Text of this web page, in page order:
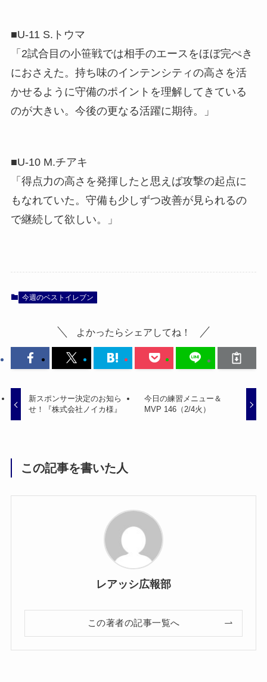
■U-11 S.トウマ
「2試合目の小笹戦では相手のエースをほぼ完ぺき
におさえた。持ち味のインテンシティの高さを活
かせるように守備のポイントを理解してきている
のが大きい。今後の更なる活躍に期待。」
■U-10 M.チアキ
「得点力の高さを発揮したと思えば攻撃の起点に
もなれていた。守備も少しずつ改善が見られるの
で継続して欲しい。」
今週のベストイレブン
よかったらシェアしてね！
新スポンサー決定のお知ら
せ！『株式会社ノイカ様』
今日の練習メニュー＆
MVP 146（2/4火）
この記事を書いた人
レアッシ広報部
この著者の記事一覧へ